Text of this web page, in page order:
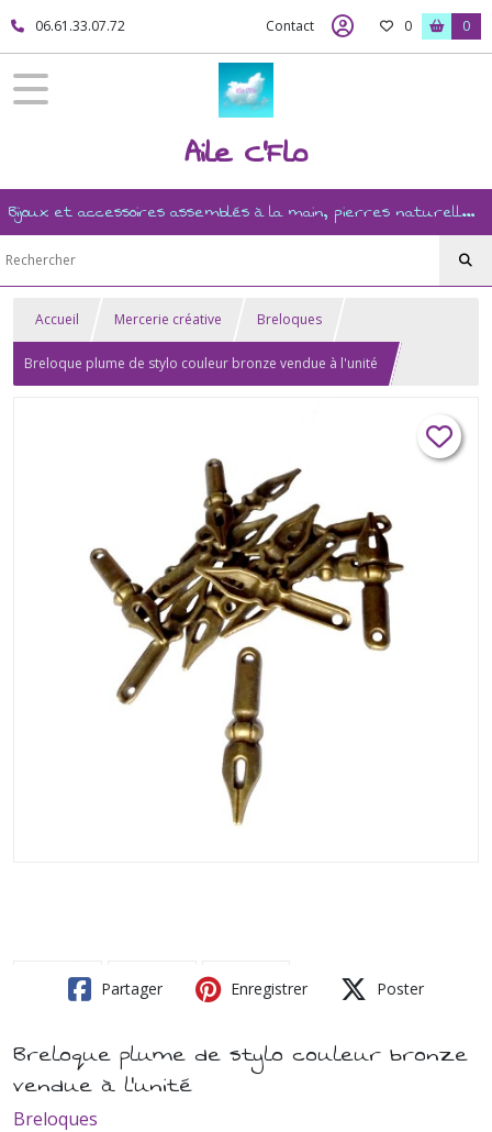
06.61.33.07.72 Contact 0 0
Aile C'Flo
Bijoux et accessoires assemblés à la main, pierres naturelles, ésotérisme, revente, et mercerie créative
Accueil Mercerie créative Breloques
Breloque plume de stylo couleur bronze vendue à l'unité
Partager Enregistrer Poster
Breloque plume de stylo couleur bronze
vendue à l'unité
Breloques